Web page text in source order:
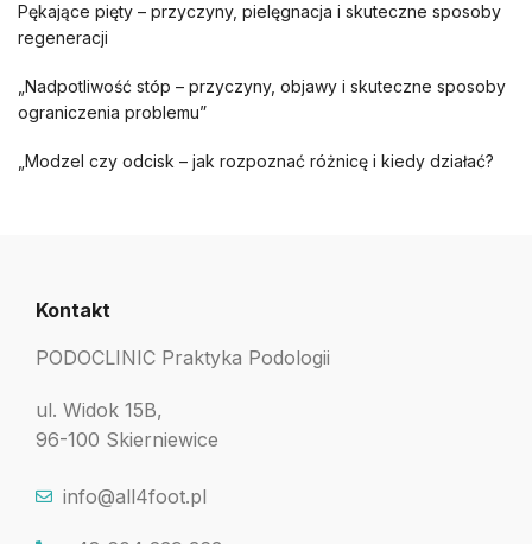
Pękające pięty – przyczyny, pielęgnacja i skuteczne sposoby
regeneracji
„Nadpotliwość stóp – przyczyny, objawy i skuteczne sposoby
ograniczenia problemu”
„Modzel czy odcisk – jak rozpoznać różnicę i kiedy działać?
Kontakt
PODOCLINIC Praktyka Podologii
ul. Widok 15B,
96-100 Skierniewice
info@all4foot.pl